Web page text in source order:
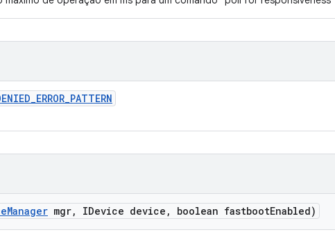
_ERROR_PATTERN
Manager mgr, IDevice device , boolean fastbootEnabled)